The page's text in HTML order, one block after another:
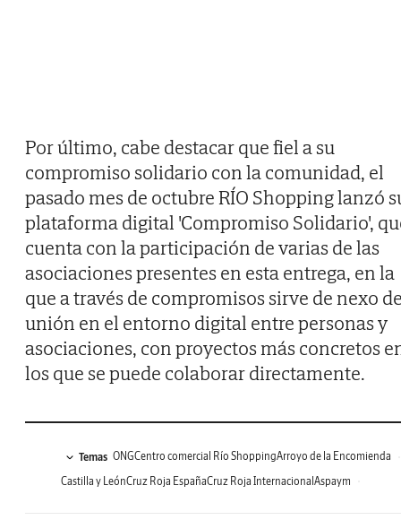
Por último, cabe destacar que fiel a su
compromiso solidario con la comunidad, el
pasado mes de octubre RÍO Shopping lanzó
plataforma digital 'Compromiso Solidario',
cuenta con la participación de varias de las
asociaciones presentes en esta entrega, en la
que a través de compromisos sirve de nexo
unión en el entorno digital entre personas y
asociaciones, con proyectos más concretos
los que se puede colaborar directamente.
Temas ONGCentro comercial Río ShoppingArroyo de la Encomienda
Castilla y LeónCruz Roja EspañaCruz Roja Internacional Aspaym